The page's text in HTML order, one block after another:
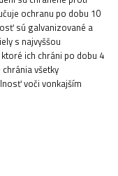
ochranu po dobu 10
sú galvanizované a
s najvyššou
ich chráni po dobu 4
všetky
voči vonkajším